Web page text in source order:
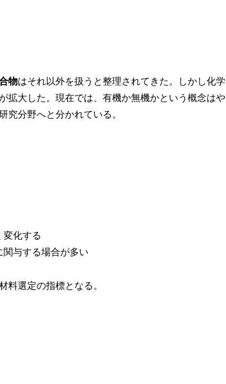
物はそれ以外を扱うと整理されてきた。しかし化学
拡大した。現在では、有機か無機かという概念はや
究分野へと分かれている。
変化する
与する場合が多い
料選定の指標となる。